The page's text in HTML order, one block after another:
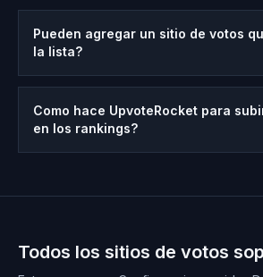
Pueden agregar un sitio de votos
la lista?
Como hace UpvoteRocket para
en los rankings?
Todos los sitios de votos